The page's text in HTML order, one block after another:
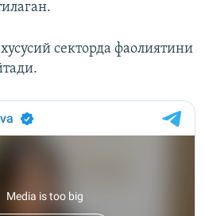
секторда фаолиятини